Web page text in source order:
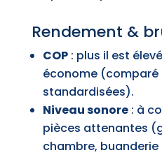
Rendement &
COP: plus il est
économe
standardisées).
Niveau sonore: à
pièces attenantes
chambre,